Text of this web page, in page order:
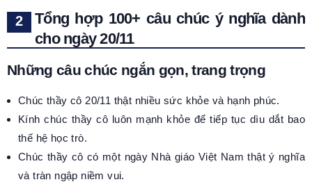
Tổng hợp 100+ câu chúc ý nghĩa dành
cho ngày 20/11
Những câu chúc ngắn gọn, trang trọng
Chúc thầy cô 20/11 thật nhiều sức khỏe và hạnh phúc.
Kính chúc thầy cô luôn mạnh khỏe để tiếp tục dìu dắt bao
thế hệ học trò.
Chúc thầy cô có một ngày Nhà giáo Việt Nam thật ý nghĩa
và tràn ngập niềm vui.